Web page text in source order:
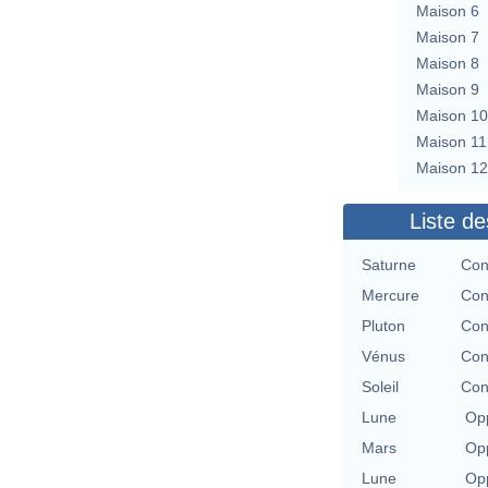
Maison 6
Maison 7
Maison 8
Maison 9
Maison 10
Maison 11
Maison 12
Liste
Saturne
Mercure
Pluton
Vénus
Soleil
Lune
Mars
Lune